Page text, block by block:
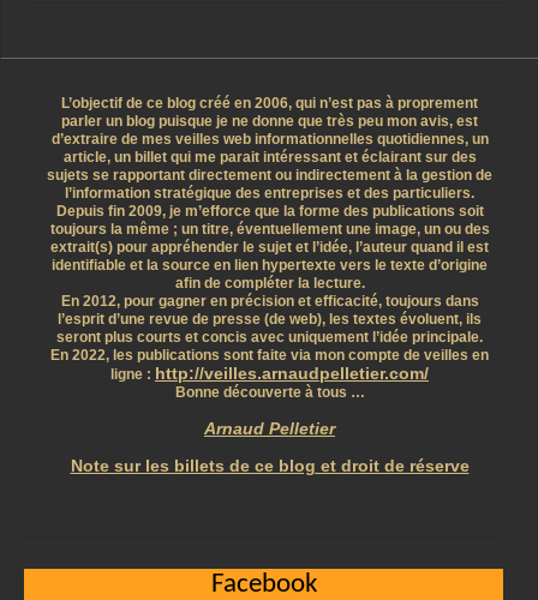
L’objectif de ce blog créé en 2006, qui n’est pas à proprement
parler un blog puisque je ne donne que très peu mon avis, est
d’extraire de mes veilles web informationnelles quotidiennes, un
article, un billet qui me parait intéressant et éclairant sur des
sujets se rapportant directement ou indirectement à la gestion de
l’information stratégique des entreprises et des particuliers.
Depuis fin 2009, je m’efforce que la forme des publications soit
toujours la même ; un titre, éventuellement une image, un ou des
extrait(s) pour appréhender le sujet et l’idée, l’auteur quand il est
identifiable et la source en lien hypertexte vers le texte d’origine
afin de compléter la lecture.
En 2012, pour gagner en précision et efficacité, toujours dans
l’esprit d’une revue de presse (de web), les textes évoluent, ils
seront plus courts et concis avec uniquement l’idée principale.
En 2022, les publications sont faite via mon compte de veilles en
ligne : http://veilles.arnaudpelletier.com/
Bonne découverte à tous …
Arnaud Pelletier
Note sur les billets de ce blog et droit de réserve
Facebook